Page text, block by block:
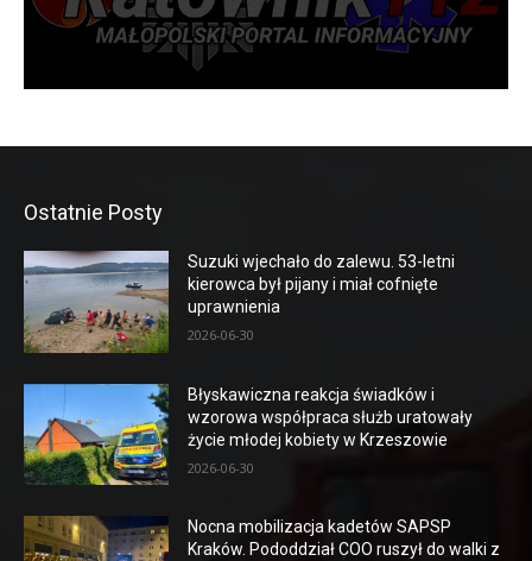
Ostatnie Posty
Suzuki wjechało do zalewu. 53-letni
kierowca był pijany i miał cofnięte
uprawnienia
2026-06-30
Błyskawiczna reakcja świadków i
wzorowa współpraca służb uratowały
życie młodej kobiety w Krzeszowie
2026-06-30
Nocna mobilizacja kadetów SAPSP
Kraków. Pododdział COO ruszył do walki z